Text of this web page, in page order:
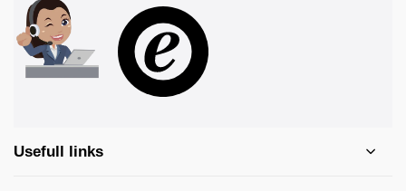
Usefull links